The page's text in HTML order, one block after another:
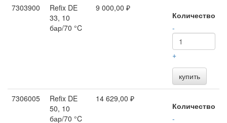
7303900
Refix DE
33, 10
бар/70 °C
9 000,00 ₽
Количество
-
+
купить
7306005
Refix DE
50, 10
бар/70 °C
14 629,00 ₽
Количество
-